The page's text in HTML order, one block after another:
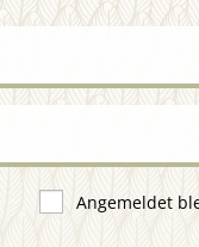
Angemeldet